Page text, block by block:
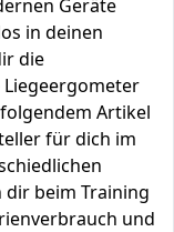
Geräte
in deinen
die
Artikel
für dich im
dir beim Training
und